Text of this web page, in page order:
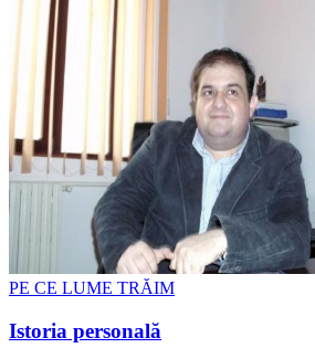
PE CE LUME TRĂIM
Istoria personală